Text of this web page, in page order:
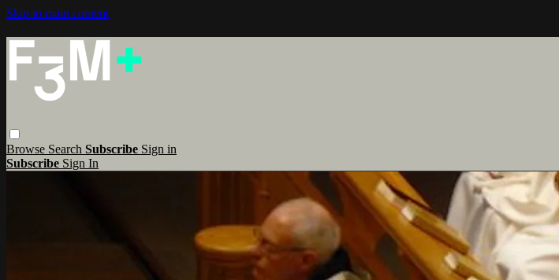
Skip to main content
Browse Search Subscribe Sign in
Subscribe Sign In